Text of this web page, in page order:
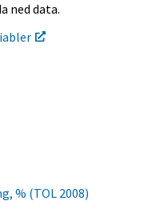
ned data.
% (TOL 2008)